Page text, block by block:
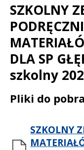
SZKOLNY
DLA SP
szkolny
Treść
Pliki do
SZKOLNY